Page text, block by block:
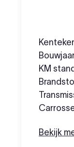
KM
Bekijk